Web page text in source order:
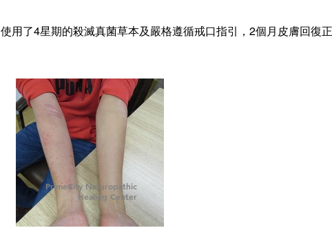
使用了4星期的殺滅真菌草本及嚴格遵循戒口指引，2個月皮膚回復正
PrimeCity Naturopathic
Healing Center